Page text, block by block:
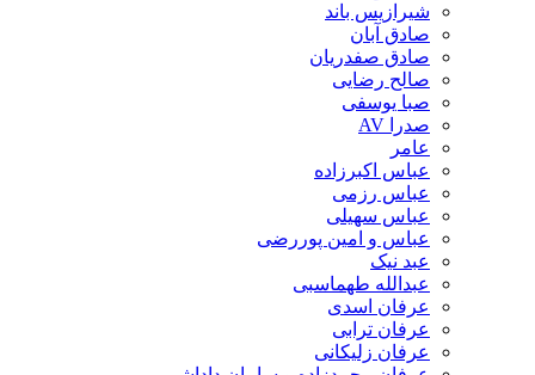
شیرازیس باند
صادق آبان
صادق صفدریان
صالح رضایی
صبا یوسفی
صدرا AV
عامر
عباس اکبرزاده
عباس رزمی
عباس سهیلی
عباس و امین پوررضی
عبد نیک
عبدالله طهماسبی‎
عرفان اسدی
عرفان ترابی
عرفان زلیکانی